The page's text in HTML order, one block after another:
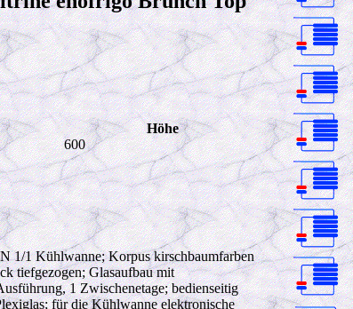
Höhe
600
1/1 Kühlwanne; Korpus kirschbaumfarben
tiefgezogen; Glasaufbau mit
1 Zwischenetage; bedienseitig
für die Kühlwanne elektronische